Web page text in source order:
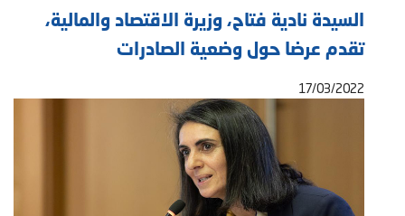
السيدة نادية فتاح، وزيرة الاقتصاد والمالية،
تقدم عرضا حول وضعية الصادرات
17/03/2022